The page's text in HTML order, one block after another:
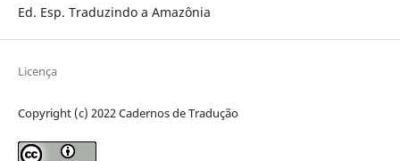
Ed. Esp. Traduzindo a Amazônia
Licença
Copyright (c) 2022 Cadernos de Tradução